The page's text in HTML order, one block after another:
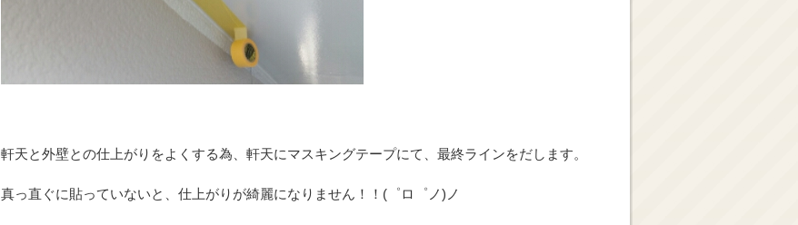
軒天と外壁との仕上がりをよくする為、軒天にマスキングテープにて、最終ラインをだします。
真っ直ぐに貼っていないと、仕上がりが綺麗になりません！！(゜ロ゜ノ)ノ